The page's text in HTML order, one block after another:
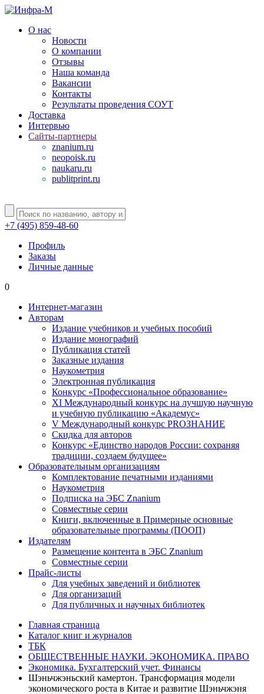
О нас
Новости
О компании
Отзывы
Наша команда
Вакансии
Контакты
Результаты проведения СОУТ
Доставка
Интервью
Сайты-партнеры
znanium.ru
neopoisk.ru
naukaru.ru
publitprint.ru
+7 (495) 859-48-60
Профиль
Заказы
Личные данные
0
Интернет-магазин
Авторам
Издание учебников и учебных пособий
Издание монографий
Публикация статей
Заказные издания
Наукометрия
Электронная публикация
Конкурс «Профессиональное образование»
XI Международный конкурс на лучшую научную
и учебную публикацию «Академус»
V Международный конкурс PROЗНАНИЕ
Скидка для авторов
Конкурс «Единство народов России: сохраняя
традиции, создаем будущее»
Образовательным организациям
Комплектование печатными изданиями
Наукометрия
Подписка на ЭБС Znanium
Совместные серии
Книги, включенные в Примерные основные
образовательные программы (ПООП)
Издателям
Размещение контента в ЭБС Znanium
Совместные серии
Прайс-листы
Для учебных заведений и библиотек
Для организаций
Для публичных и научных библиотек
Главная страница
Каталог книг и журналов
ТБК
ОБЩЕСТВЕННЫЕ НАУКИ. ЭКОНОМИКА. ПРАВО
Экономика. Бухгалтерский учет. Финансы
Шэньчжэньский камертон. Трансформация модели
экономического роста в Китае и развитие Шэньчжэня